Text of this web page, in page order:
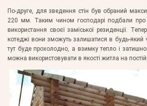
По-друге, для зведення стін був обраний
220 мм. Таким чином господарі подбали про
використання своєї заміської резиденції.
котеджі вони зможуть залишатися в будь-який
тут буде прохолодно, а взимку тепло і
можна використовувати в якості житла на